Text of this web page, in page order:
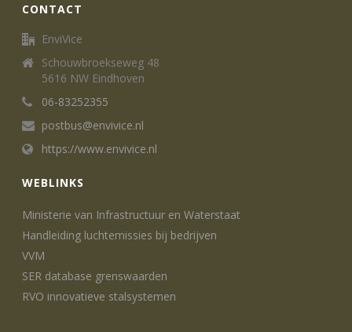
CONTACT
EnviVice
Schouwbroekseweg 48
5616 NW Eindhoven
06-83252355
postbus@envivice.nl
https://www.envivice.nl
WEBLINKS
Ministerie van Infrastructuur en Waterstaat
Handleiding luchtemissies bij bedrijven
VVM
SER database grenswaarden
RVO innovatieve stalsystemen